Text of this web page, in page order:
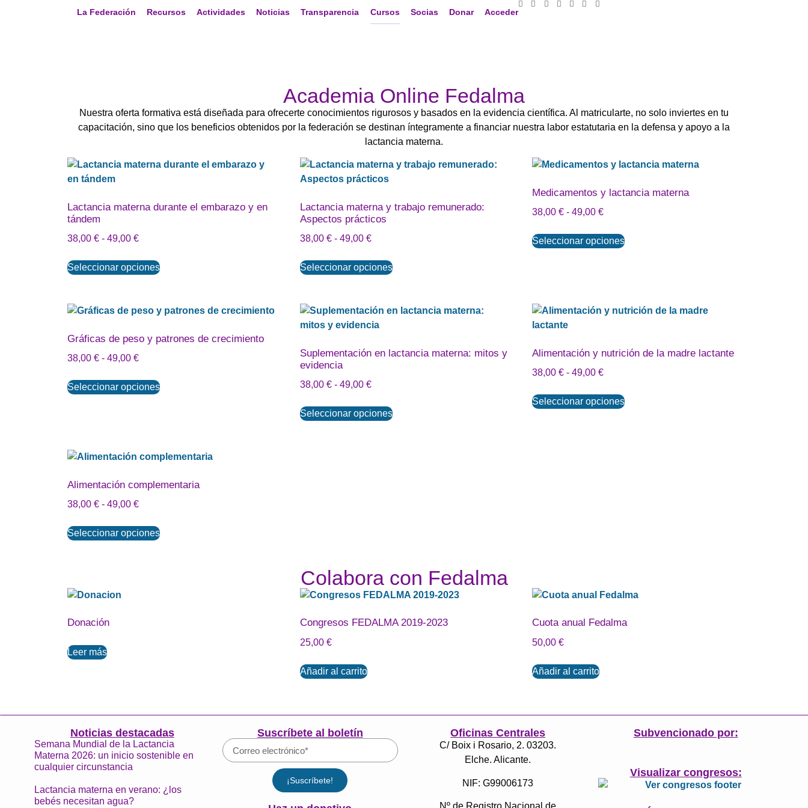
La Federación Recursos Actividades Noticias Transparencia Cursos Socias Donar Acceder
Academia Online Fedalma
Nuestra oferta formativa está diseñada para ofrecerte conocimientos rigurosos y basados en la evidencia científica. Al matricularte, no solo inviertes en tu
capacitación, sino que los beneficios obtenidos por la federación se destinan íntegramente a financiar nuestra labor estatutaria en la defensa y apoyo a la
lactancia materna.
Lactancia materna durante el embarazo y en
tándem
38,00 € - 49,00 €
Seleccionar opciones
Lactancia materna y trabajo remunerado:
Aspectos prácticos
38,00 € - 49,00 €
Seleccionar opciones
Medicamentos y lactancia materna
38,00€ - 49,00€
Seleccionar opciones
Gráficas de peso y patrones de crecimiento
38,00 € - 49,00 €
Seleccionar opciones
Suplementación en lactancia materna: mitos y
evidencia
38,00 € - 49,00 €
Seleccionar opciones
Alimentación y nutrición de la madre lactante
38,00€ - 49,00€
Seleccionar opciones
Alimentación complementaria
38,00 € - 49,00 €
Seleccionar opciones
Colabora con Fedalma
Donación
Leer más
Congresos FEDALMA 2019-2023
25,00 €
Añadir al carrito
Cuota anual Fedalma
50,00€
Añadir al carrito
Noticias destacadas
Semana Mundial de la Lactancia
Materna 2026: un inicio sostenible en
cualquier circunstancia
Lactancia materna en verano: ¿los
bebés necesitan agua?
Suscríbete al boletín
¡Suscríbete!
Oficinas Centrales
C/ Boix i Rosario, 2. 03203.
Elche. Alicante.
NIF: G99006173
Nº de Registro Nacional de
Subvencionado por:
Visualizar congresos: